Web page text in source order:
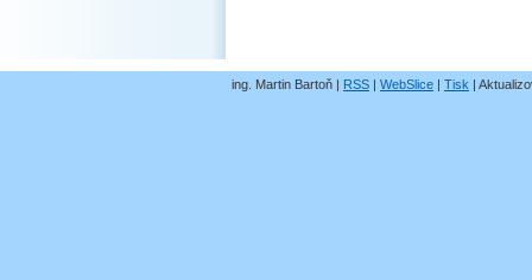
ing. Martin Bartoň | RSS | WebSlice | Tisk |